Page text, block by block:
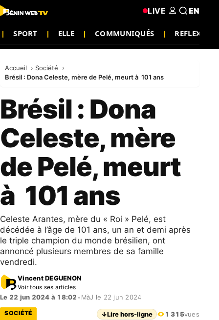
SPORT ELLE COMMUNIQUÉS REFLEXION
LIVE EN
Accueil
Société
Brésil : Dona Celeste, mère de Pelé, meurt à 101 ans
Brésil : Dona
Celeste, mère
de Pelé, meurt
à 101 ans
Celeste Arantes, mère du « Roi » Pelé, est
décédée à l’âge de 101 ans, un an et demi après
le triple champion du monde brésilien, ont
annoncé plusieurs membres de sa famille
vendredi.
Vincent DEGUENON
Voir tous ses articles
Le 22 jun 2024 à 18:02 • MàJ le 22 jun 2024
SOCIÉTÉ ↓Lire hors-ligne 1 315vues